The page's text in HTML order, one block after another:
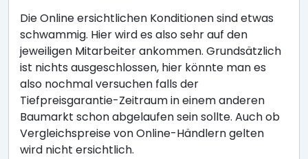
Die Online ersichtlichen Konditionen sind etwas
schwammig. Hier wird es also sehr auf den
jeweiligen Mitarbeiter ankommen. Grundsätzlich
ist nichts ausgeschlossen, hier könnte man es
also nochmal versuchen falls der
Tiefpreisgarantie-Zeitraum in einem anderen
Baumarkt schon abgelaufen sein sollte. Auch ob
Vergleichspreise von Online-Händlern gelten
wird nicht ersichtlich.